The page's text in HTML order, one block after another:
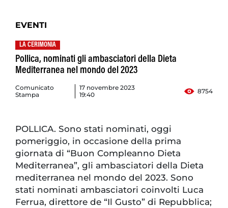
EVENTI
LA CERIMONIA
Pollica, nominati gli ambasciatori della Dieta
Mediterranea nel mondo del 2023
Comunicato
Stampa
17 novembre 2023
19:40
8754
POLLICA. Sono stati nominati, oggi
pomeriggio, in occasione della prima
giornata di “Buon Compleanno Dieta
Mediterranea”, gli ambasciatori della Dieta
mediterranea nel mondo del 2023. Sono
stati nominati ambasciatori coinvolti Luca
Ferrua, direttore de “Il Gusto” di Repubblica;